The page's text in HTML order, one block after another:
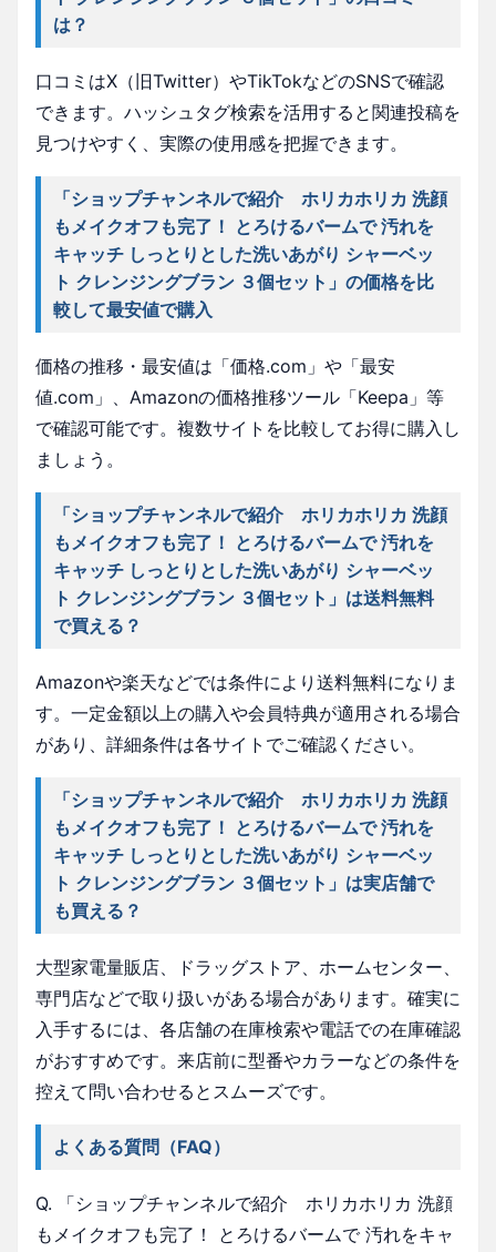
は？
口コミはX（旧Twitter）やTikTokなどのSNSで確認
できます。ハッシュタグ検索を活用すると関連投稿を
見つけやすく、実際の使用感を把握できます。
「ショップチャンネルで紹介 ホリカホリカ 洗顔
もメイクオフも完了！ とろけるバームで 汚れを
キャッチ しっとりとした洗いあがり シャーベッ
ト クレンジングブラン ３個セット」の価格を比
較して最安値で購入
価格の推移・最安値は「価格.com」や「最安
値.com」、Amazonの価格推移ツール「Keepa」等
で確認可能です。複数サイトを比較してお得に購入し
ましょう。
「ショップチャンネルで紹介 ホリカホリカ 洗顔
もメイクオフも完了！ とろけるバームで 汚れを
キャッチ しっとりとした洗いあがり シャーベッ
ト クレンジングブラン ３個セット」は送料無料
で買える？
Amazonや楽天などでは条件により送料無料になりま
す。一定金額以上の購入や会員特典が適用される場合
があり、詳細条件は各サイトでご確認ください。
「ショップチャンネルで紹介 ホリカホリカ 洗顔
もメイクオフも完了！ とろけるバームで 汚れを
キャッチ しっとりとした洗いあがり シャーベッ
ト クレンジングブラン ３個セット」は実店舗で
も買える？
大型家電量販店、ドラッグストア、ホームセンター、
専門店などで取り扱いがある場合があります。確実に
入手するには、各店舗の在庫検索や電話での在庫確認
がおすすめです。来店前に型番やカラーなどの条件を
控えて問い合わせるとスムーズです。
よくある質問（FAQ）
Q. 「ショップチャンネルで紹介 ホリカホリカ 洗顔
もメイクオフも完了！ とろけるバームで 汚れをキャ